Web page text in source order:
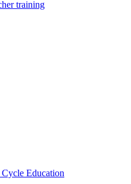
training
Education